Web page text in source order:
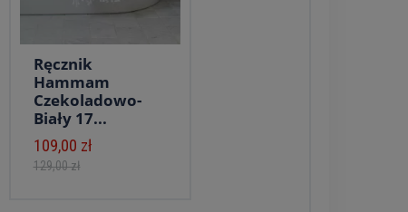
Ręcznik
Hammam
Czekoladowo-
Biały 17...
109,00 zł
129,00 zł